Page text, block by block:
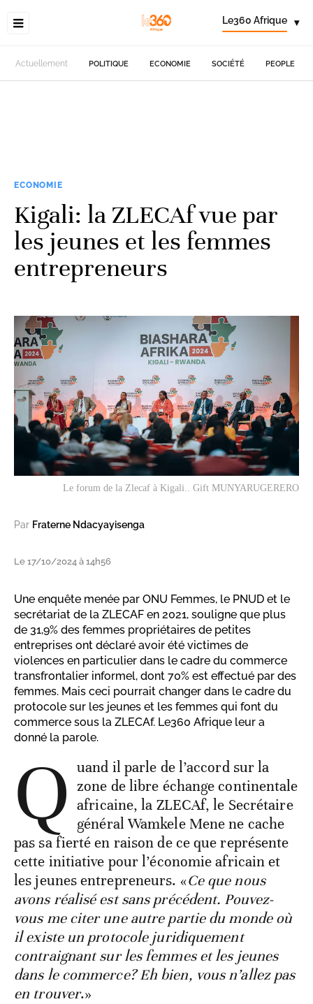
Le360 Afrique ▾
Actuellement POLITIQUE ECONOMIE SOCIÉTÉ PEOPLE
ECONOMIE
Kigali: la ZLECAf vue par
les jeunes et les femmes
entrepreneurs
Le forum de la Zlecaf à Kigali.. Gift MUNYARUGERERO
Par Fraterne Ndacyayisenga
Le 17/10/2024 à 14h56
Une enquête menée par ONU Femmes, le PNUD et le
secrétariat de la ZLECAF en 2021, souligne que plus
de 31,9% des femmes propriétaires de petites
entreprises ont déclaré avoir été victimes de
violences en particulier dans le cadre du commerce
transfrontalier informel, dont 70% est effectué par des
femmes. Mais ceci pourrait changer dans le cadre du
protocole sur les jeunes et les femmes qui font du
commerce sous la ZLECAf. Le360 Afrique leur a
donné la parole.
Q uand il parle de l’accord sur la
zone de libre échange continentale
africaine, la ZLECAf, le Secrétaire
général Wamkele Mene ne cache
pas sa fierté en raison de ce que représente
cette initiative pour l’économie africain et
les jeunes entrepreneurs. «Ce que nous
avons réalisé est sans précédent. Pouvez-
vous me citer une autre partie du monde où
il existe un protocole juridiquement
contraignant sur les femmes et les jeunes
dans le commerce? Eh bien, vous n’allez pas
en trouver.»